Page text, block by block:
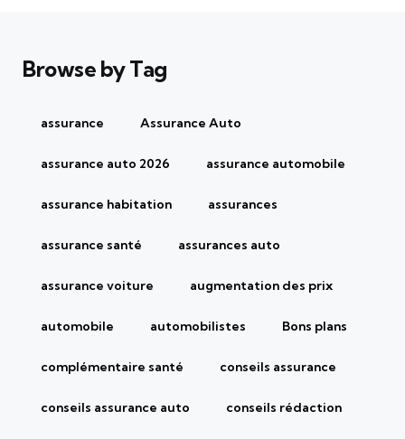
Browse by Tag
assurance Assurance Auto
assurance auto 2026 assurance automobile
assurance habitation assurances
assurance santé assurances auto
assurance voiture augmentation des prix
automobile automobilistes Bons plans
complémentaire santé conseils assurance
conseils assurance auto conseils rédaction